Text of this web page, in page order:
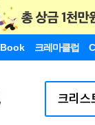
크레마클럽